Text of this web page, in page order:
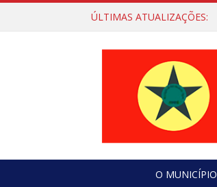
ÚLTIMAS ATUALIZAÇÕES:
O MUNICÍPIO